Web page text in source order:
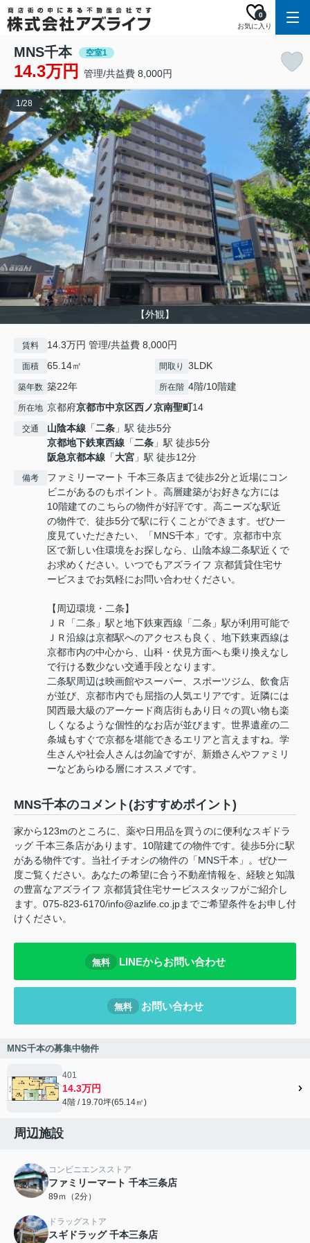
お気に入り
0
MNS千本 空室1
14.3万円 管理/共益費 8,000円
【外観】
1/28
賃料 14.3万円 管理/共益費 8,000円
面積 65.14㎡ 間取り 3LDK
築年数 築22年 所在階 4階/10階建
所在地 京都府京都市中京区西ノ京南聖町14
交通 山陰本線 「二条 」駅 徒歩5分
京都地下鉄東西線 「二条 」駅 徒歩5分
阪急京都本線 「大宮 」駅 徒歩12分
備考
ファミリーマート 千本三条店まで徒歩2分と近場にコン
ビニがあるのもポイント。高層建築がお好きな方には
10階建てのこちらの物件が好評です。高ニーズな駅近
の物件で、徒歩5分で駅に行くことができます。ぜひ一
度見ていただきたい、「MNS千本」です。京都市中京
区で新しい住環境をお探しなら、山陰本線二条駅近くで
お求めください。いつでもアズライフ 京都賃貸住宅サ
ービスまでお気軽にお問い合わせください。
【周辺環境・二条】
ＪＲ「二条」駅と地下鉄東西線「二条」駅が利用可能で
ＪＲ沿線は京都駅へのアクセスも良く、地下鉄東西線は
京都市内の中心から、山科・伏見方面へも乗り換えなし
で行ける数少ない交通手段となります。
二条駅周辺は映画館やスーパー、スポーツジム、飲食店
が並び、京都市内でも屈指の人気エリアです。近隣には
関西最大級のアーケード商店街もあり日々の買い物も楽
しくなるような個性的なお店が並びます。世界遺産の二
条城もすぐで京都を堪能できるエリアと言えますね。学
生さんや社会人さんは勿論ですが、新婚さんやファミリ
ーなどあらゆる層にオススメです。
MNS千本のコメント(おすすめポイント)
家から123mのところに、薬や日用品を買うのに便利なスギドラ
ッグ 千本三条店があります。10階建ての物件です。徒歩5分に駅
がある物件です。当社イチオシの物件の「MNS千本」。ぜひ一
度ご覧ください。あなたの希望に合う不動産情報を、経験と知識
の豊富なアズライフ 京都賃貸住宅サービススタッフがご紹介し
ます。075-823-6170/info@azlife.co.jpまでご希望条件をお申し付
けください。
無料 LINEからお問い合わせ
無料 お問い合わせ
MNS千本の募集中物件
401
14.3万円
4階 / 19.70坪(65.14㎡)
周辺施設
コンビニエンスストア
ファミリーマート 千本三条店
89ｍ（2分）
ドラッグストア
スギドラッグ 千本三条店